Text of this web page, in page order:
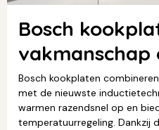
Bosch
vakmanschap
Bosch kookplaten
met de nieuwste
warmen razendsnel op en
temperatuurregeling. Dankzij